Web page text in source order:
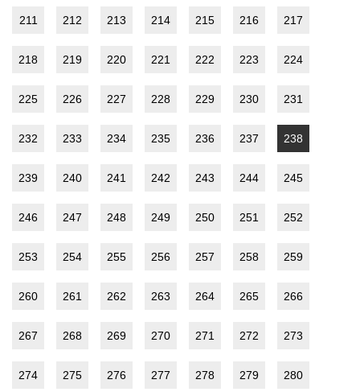
211 212 213 214 215 216 217
218 219 220 221 222 223 224
225 226 227 228 229 230 231
232 233 234 235 236 237 238
239 240 241 242 243 244 245
246 247 248 249 250 251 252
253 254 255 256 257 258 259
260 261 262 263 264 265 266
267 268 269 270 271 272 273
274 275 276 277 278 279 280